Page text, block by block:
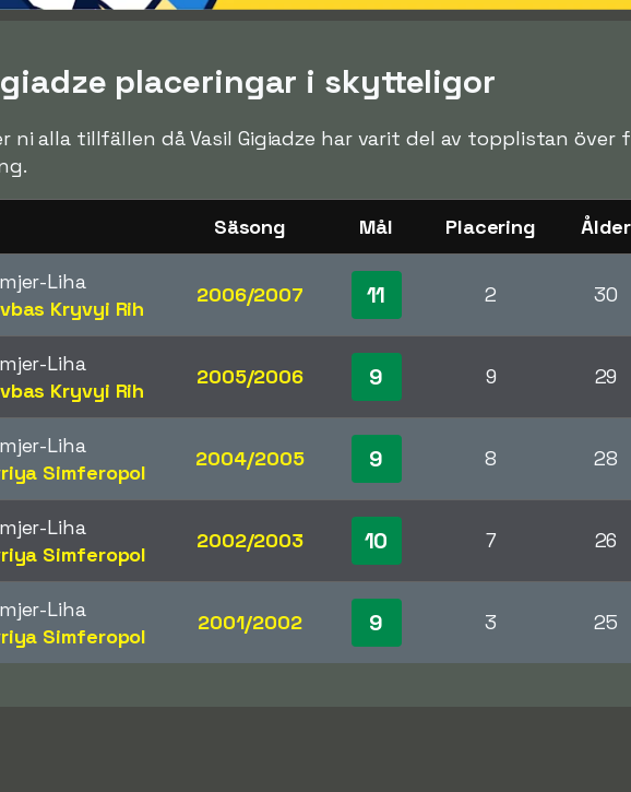
placeringar i skytteligor
ni alla tillfällen då Vasil Gigiadze har varit del av topplistan över
Säsong Mål Placering Ålder
Liha
Kryvyi Rih
2006/2007 11 2 30
Liha
Kryvyi Rih
2005/2006 9 9 29
Liha
Simferopol
2004/2005 9 8 28
Liha
Simferopol
2002/2003 10 7 26
Liha
Simferopol
2001/2002 9 3 25